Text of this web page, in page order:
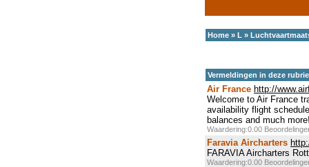
Home » L »
Vermeldingen in deze
Air France http://
Welcome to Air France
availability flight
balances and much
Waardering:0.00
Faravia Aircharters
FARAVIA Aircharters
Waardering:0.00